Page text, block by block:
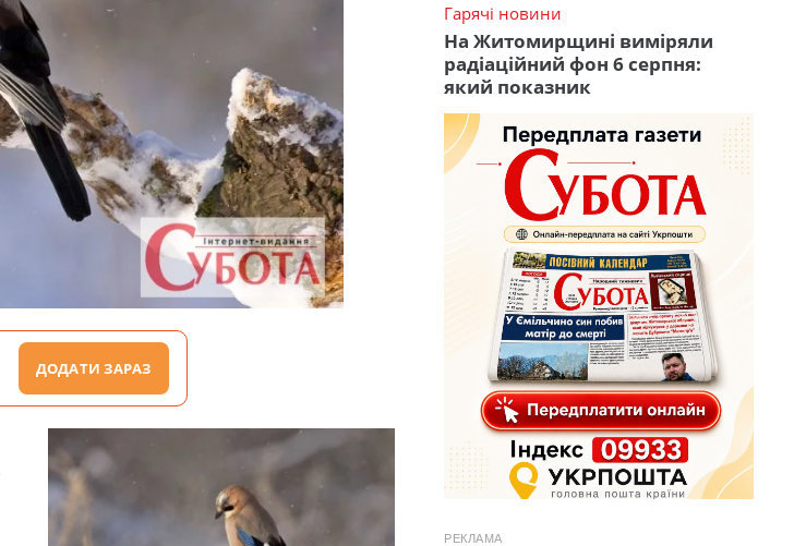
ДОДАТИ ЗАРАЗ
Гарячі новини
На Житомирщині виміряли
радіаційний фон 6 серпня:
який показник
РЕКЛАМА